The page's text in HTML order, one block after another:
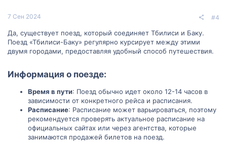
7 Сен 2024 #4
Да, существует поезд, который соединяет Тбилиси и Баку.
Поезд «Тбилиси-Баку» регулярно курсирует между этими
двумя городами, предоставляя удобный способ путешествия.
Информация о поезде:​
Время в пути: Поезд обычно идет около 12-14 часов в
зависимости от конкретного рейса и расписания.
Расписание: Расписание может варьироваться, поэтому
рекомендуется проверять актуальное расписание на
официальных сайтах или через агентства, которые
занимаются продажей билетов на поезд.